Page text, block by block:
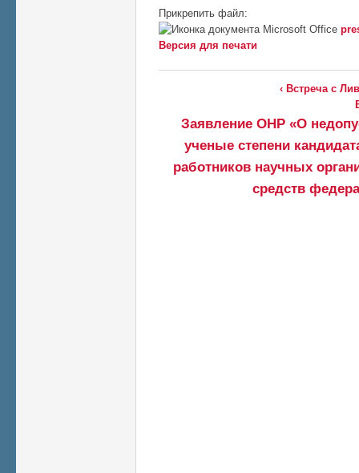
Прикрепить файл:
Версия для печати
‹ Встреча с
Заявление ОНР «О
ученые степени
работников научных
средств